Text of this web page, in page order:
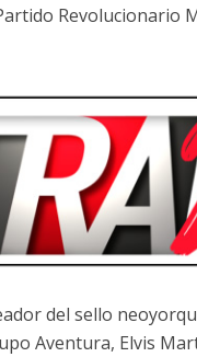
Revolucionario
del sello
Aventura, Elvis